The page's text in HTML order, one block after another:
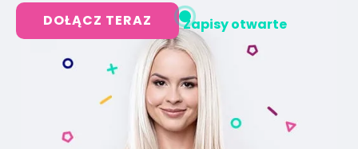
DOŁĄCZ TERAZ
Zapisy otwarte